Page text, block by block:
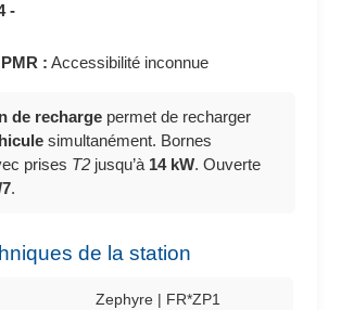
-
: Accessibilité inconnue
de recharge permet de recharger
simultanément. Bornes
prises T2 jusqu’à 14 kW. Ouverte
.
de la station
Zephyre | FR*ZP1